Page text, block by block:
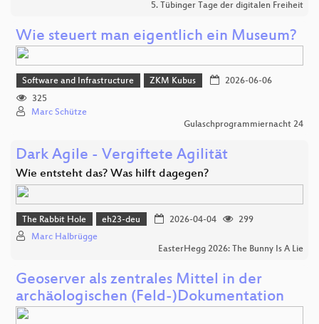
5. Tübinger Tage der digitalen Freiheit
Wie steuert man eigentlich ein Museum?
Software and Infrastructure ZKM Kubus
2026-06-06
325
Marc Schütze
Gulaschprogrammiernacht 24
Dark Agile - Vergiftete Agilität
Wie entsteht das? Was hilft dagegen?
The Rabbit Hole eh23-deu 2026-04-04
299
Marc Halbrügge
EasterHegg 2026: The Bunny Is A Lie
Geoserver als zentrales Mittel in der
archäologischen (Feld-)Dokumentation